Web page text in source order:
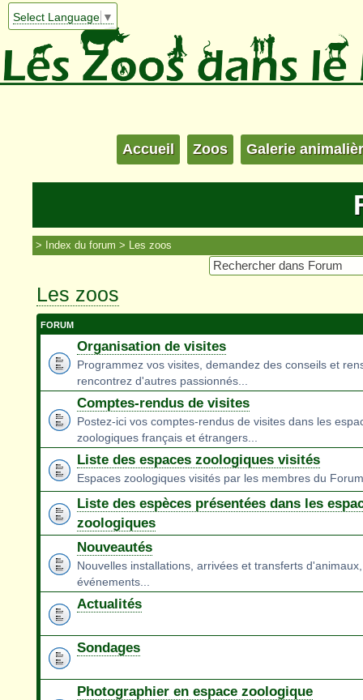
Select Language ▼
Accueil Zoos Galerie
Index du forum Les zoos
Les zoos
FORUM
Organisation de visites
Programmez vos visites, demandez des conseils et
rencontrez d'autres passionnés...
Comptes-rendus de visites
Postez-ici vos comptes-rendus de visites dans les
zoologiques français et étrangers...
Liste des espaces zoologiques visités
Espaces zoologiques visités par les membres du Forum
Liste des espèces présentées dans les
zoologiques
Nouveautés
Nouvelles installations, arrivées et transferts d'animaux,
événements...
Actualités
Sondages
Photographier en espace zoologique